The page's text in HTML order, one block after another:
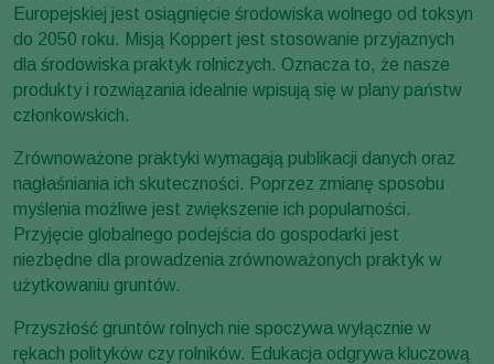
Europejskiej jest osiągnięcie środowiska wolnego od toksyn
do 2050 roku. Misją Koppert jest stosowanie przyjaznych
dla środowiska praktyk rolniczych. Oznacza to, że nasze
produkty i rozwiązania idealnie wpisują się w plany państw
członkowskich.
Zrównoważone praktyki wymagają publikacji danych oraz
nagłaśniania ich skuteczności. Poprzez zmianę sposobu
myślenia możliwe jest zwiększenie ich popularności.
Przyjęcie globalnego podejścia do gospodarki jest
niezbędne dla prowadzenia zrównoważonych praktyk w
użytkowaniu gruntów.
Przyszłość gruntów rolnych nie spoczywa wyłącznie w
rękach polityków czy rolników. Edukacja odgrywa kluczową